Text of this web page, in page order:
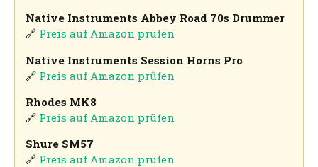
Native Instruments Abbey Road 70s Drummer
🔗 Preis auf Amazon prüfen
Native Instruments Session Horns Pro
🔗 Preis auf Amazon prüfen
Rhodes MK8
🔗 Preis auf Amazon prüfen
Shure SM57
🔗 Preis auf Amazon prüfen